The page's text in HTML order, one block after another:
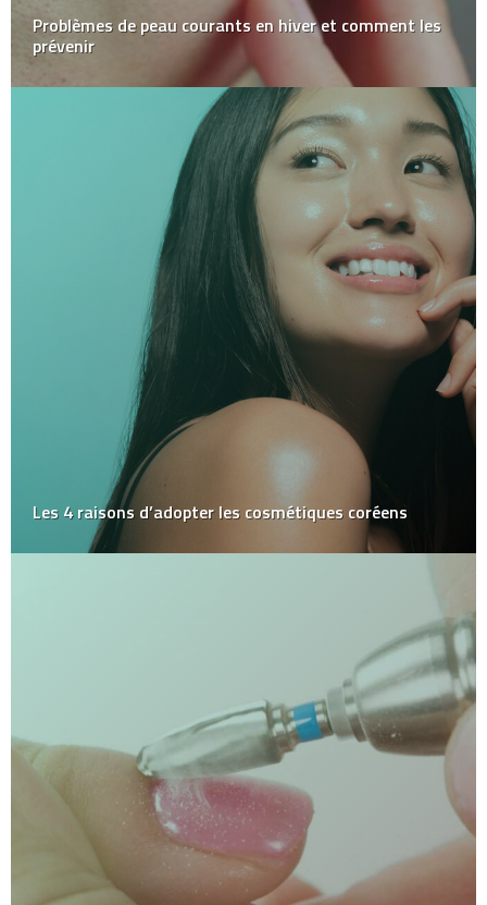
Problèmes de peau courants en hiver et comment les
prévenir
Les 4 raisons d’adopter les cosmétiques coréens